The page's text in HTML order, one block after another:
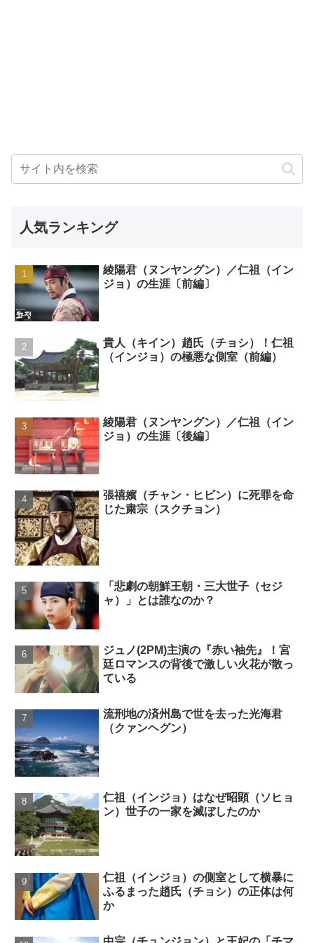
人気ランキング
綾陽君（ヌンヤングン）／仁祖（イン
ジョ）の生涯〔前編〕
貴人（キイン）趙氏（チョシ）！仁祖
（インジョ）の極悪な側室（前編）
綾陽君（ヌンヤングン）／仁祖（イン
ジョ）の生涯〔後編〕
張禧嬪（チャン・ヒビン）に死罪を命
じた粛宗（スクチョン）
「悲劇の朝鮮王朝・三大世子（セジ
ャ）」とは誰なのか？
ジュノ(2PM)主演の『赤い袖先』！宮
廷ロマンスの背後で激しい火花が散っ
ている
流刑地の済州島で世を去った光海君
（クァンヘグン）
仁祖（インジョ）はなぜ昭顕（ソヒョ
ン）世子の一家を滅ぼしたのか
仁祖（インジョ）の側室として横暴に
ふるまった趙氏（チョシ）の正体は何
か